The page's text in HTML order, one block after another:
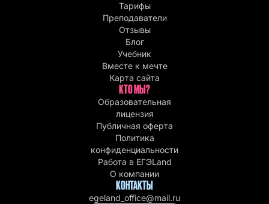
Тарифы
Преподаватели
Отзывы
Блог
Учебник
Вместе к мечте
Карта сайта
КТО МЫ?
Образовательная
лицензия
Публичная оферта
Политика
конфиденциальности
Работа в EГЭLand
О компании
КОНТАКТЫ
egeland_office@mail.ru